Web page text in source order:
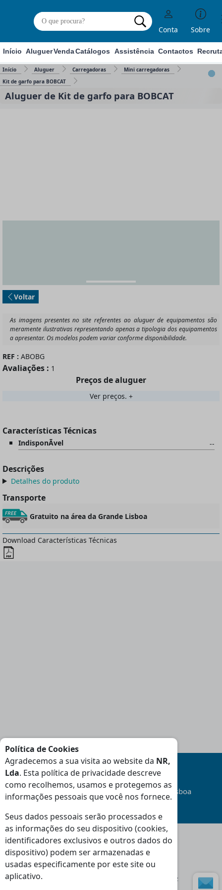
Conta Sobre
Início AluguerVendaCatálogos Assistência Contactos
Início Aluguer Carregadoras
Mini carregadoras
Kit de garfo para BOBCAT
Aluguer de Kit de garfo para BOBCAT
Voltar
REF : ABOBG
Avaliações : 1
Preços de aluguer
Ver preços.
Características Técnicas
IndisponÃ­vel --
Descrições
Detalhes do produto
Transporte
Gratuito na área da Grande Lisboa
Download Características Técnicas
Política de Cookies
Agradecemos a sua visita ao website da NR,
Lda. Esta política de privacidade descreve
como recolhemos, usamos e protegemos as
informações pessoais que você nos fornece.
Seus dados pessoais serão processados e
as informações do seu dispositivo (cookies,
identificadores exclusivos e outros dados do
dispositivo) podem ser armazenadas e
usadas especificamente por este site ou
aplicativo.
Transporte Gratuito na área da Grande Lisboa
(Consulte Condições
Moradas
Loja Massamá:
Rua Indústrias 46-48 Massamá 2745-838 Queluz